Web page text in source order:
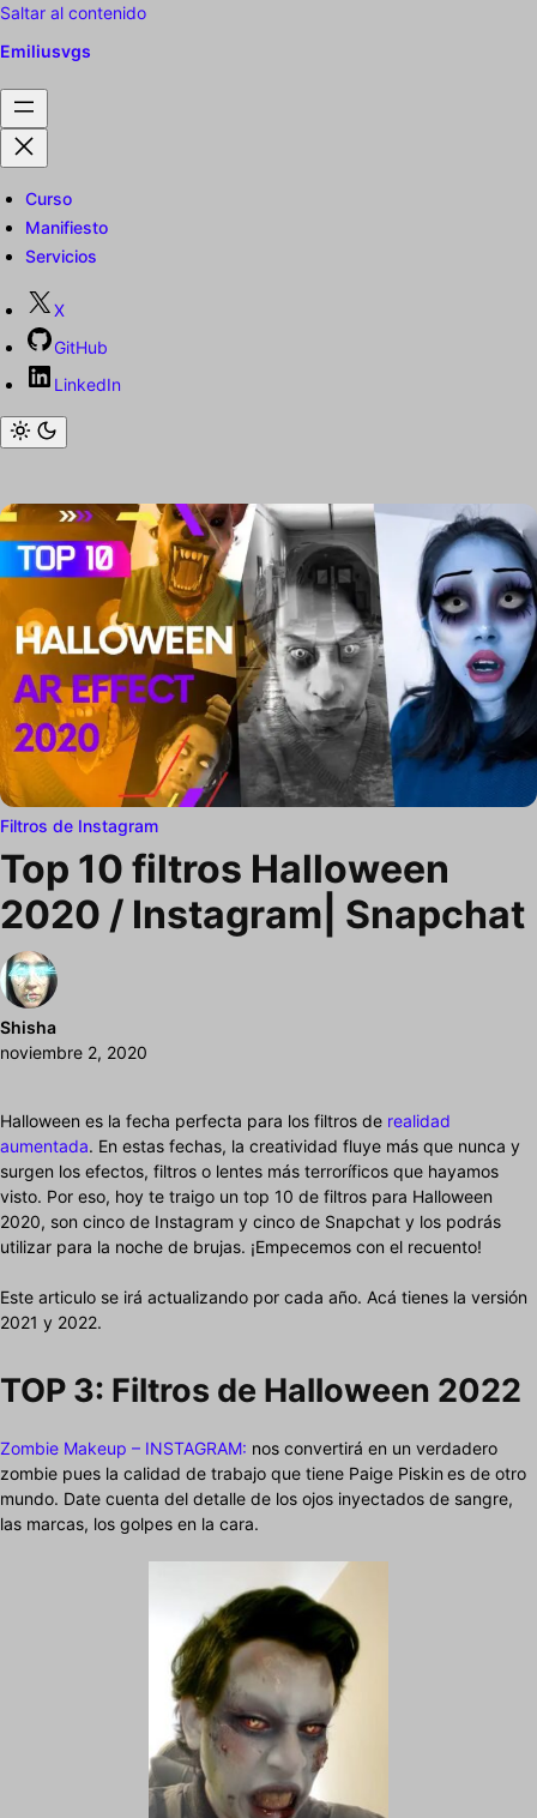
Saltar al contenido
Emiliusvgs
Curso
Manifiesto
Servicios
X
GitHub
LinkedIn
Filtros de Instagram
Top 10 filtros Halloween
2020 / Instagram| Snapchat
Shisha
noviembre 2, 2020
Halloween es la fecha perfecta para los filtros de realidad
aumentada. En estas fechas, la creatividad fluye más que nunca y
surgen los efectos, filtros o lentes más terroríficos que hayamos
visto. Por eso, hoy te traigo un top 10 de filtros para Halloween
2020, son cinco de Instagram y cinco de Snapchat y los podrás
utilizar para la noche de brujas. ¡Empecemos con el recuento!
Este articulo se irá actualizando por cada año. Acá tienes la versión
2021 y 2022.
TOP 3: Filtros de Halloween 2022
Zombie Makeup – INSTAGRAM: nos convertirá en un verdadero
zombie pues la calidad de trabajo que tiene Paige Piskin es de otro
mundo. Date cuenta del detalle de los ojos inyectados de sangre,
las marcas, los golpes en la cara.